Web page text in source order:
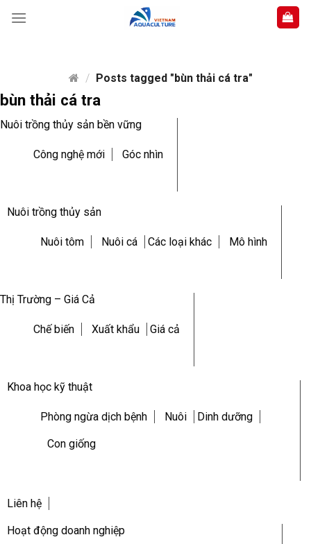
/ Posts tagged "bùn thải cá tra"
bùn thải cá tra
Nuôi trồng thủy sản bền vững
Công nghệ mới Góc nhìn
Nuôi trồng thủy sản
Nuôi tôm Nuôi cá Các loại khác Mô hình
Thị Trường – Giá Cả
Chế biến Xuất khẩu Giá cả
Khoa học kỹ thuật
Phòng ngừa dịch bệnh Nuôi Dinh dưỡng
Con giống
Liên hệ
Hoạt động doanh nghiệp